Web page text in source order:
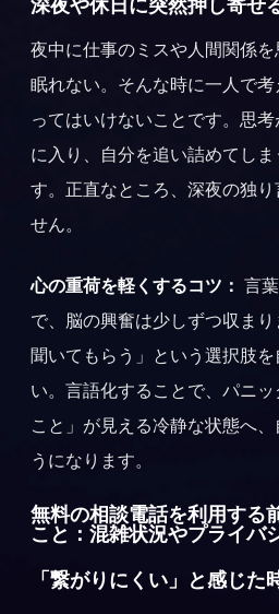
深夜や休日に突然押し寄せ
夜中に仕事のミスや人間関係
眠れない。そんな時に一人で
ってはいけないことです。思
に入り、自分を追い詰めてし
す。正直なところ、深夜の独
せん。
心の重荷を軽くするコツ： 言
で、脳の興奮は少しずつ収ま
聞いてもらう」という選択肢
い。言語化することで、パニ
こと」が見える冷静な状態へ
うになります。
無料の相談電話を利用する
こと：混雑状況やプライバ
「繋がりにくい」と感じた